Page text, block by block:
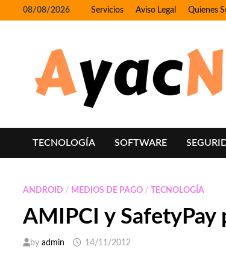
to
08/08/2026 Servicios Aviso Legal Quienes
TECNOLOGÍA SOFTWARE
ANDROID / MEDIOS DE PAGO / TECNOLOGÍA
AMIPCI y SafetyPay
byadmin 14/11/2012